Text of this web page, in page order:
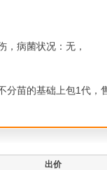
，病菌状况：无，
分苗的基础上包1代
出价